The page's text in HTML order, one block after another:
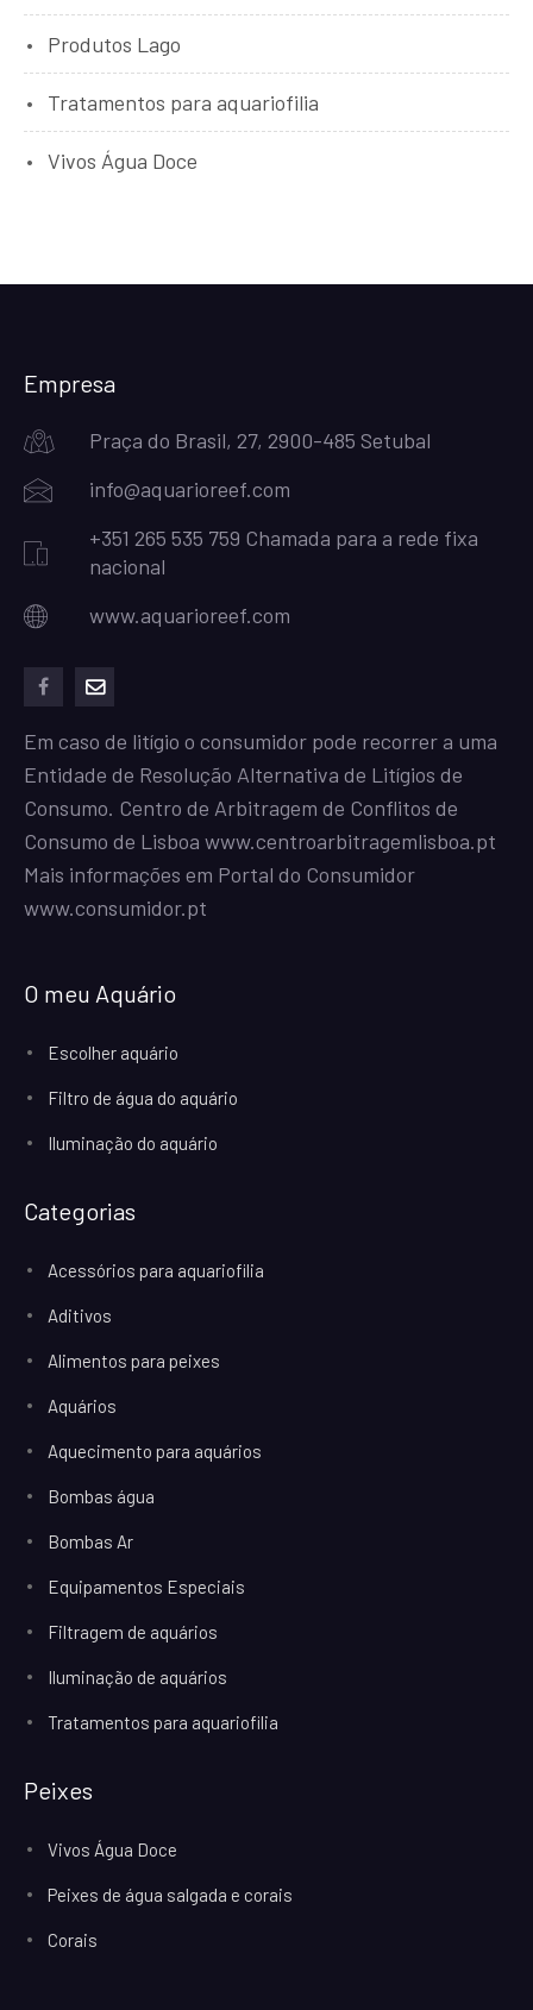
Produtos Lago
Tratamentos para aquariofilia
Vivos Água Doce
Empresa
Praça do Brasil, 27, 2900-485 Setubal
info@aquarioreef.com
+351 265 535 759 Chamada para a rede fixa
nacional
www.aquarioreef.com
Em caso de litígio o consumidor pode recorrer a uma
Entidade de Resolução Alternativa de Litígios de
Consumo. Centro de Arbitragem de Conflitos de
Consumo de Lisboa www.centroarbitragemlisboa.pt
Mais informações em Portal do Consumidor
www.consumidor.pt
O meu Aquário
Escolher aquário
Filtro de água do aquário
Iluminação do aquário
Categorias
Acessórios para aquariofilia
Aditivos
Alimentos para peixes
Aquários
Aquecimento para aquários
Bombas água
Bombas Ar
Equipamentos Especiais
Filtragem de aquários
Iluminação de aquários
Tratamentos para aquariofilia
Peixes
Vivos Água Doce
Peixes de água salgada e corais
Corais